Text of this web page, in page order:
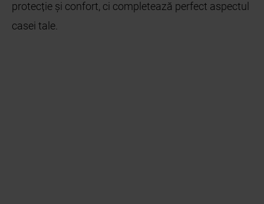
protecție și confort, ci completează perfect aspectul
casei tale.